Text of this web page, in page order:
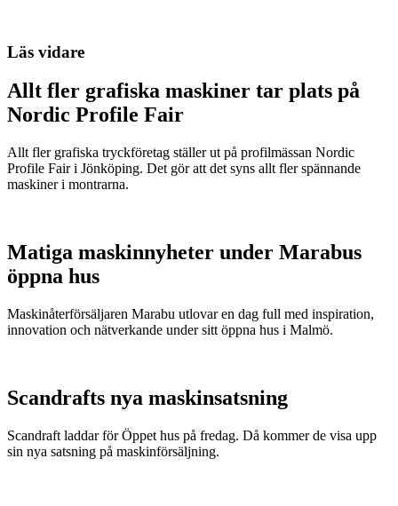
Läs vidare
Allt fler grafiska maskiner tar plats på
Nordic Profile Fair
Allt fler grafiska tryckföretag ställer ut på profilmässan Nordic
Profile Fair i Jönköping. Det gör att det syns allt fler spännande
maskiner i montrarna.
Matiga maskinnyheter under Marabus
öppna hus
Maskinåterförsäljaren Marabu utlovar en dag full med inspiration,
innovation och nätverkande under sitt öppna hus i Malmö.
Scandrafts nya maskinsatsning
Scandraft laddar för Öppet hus på fredag. Då kommer de visa upp
sin nya satsning på maskinförsäljning.